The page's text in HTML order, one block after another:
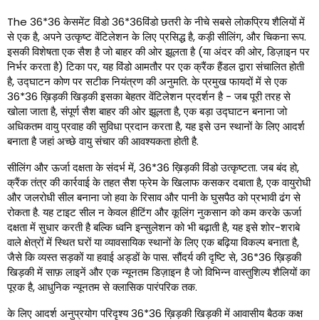
The 36*36 केसमेंट विंडो 36*36विंडो छतरी के नीचे सबसे लोकप्रिय शैलियों में
से एक है, अपने उत्कृष्ट वेंटिलेशन के लिए प्रसिद्ध है, कड़ी सीलिंग, और चिकना रूप.
इसकी विशेषता एक सैश है जो बाहर की ओर झूलता है (या अंदर की ओर, डिज़ाइन पर
निर्भर करता है) टिका पर, यह विंडो आमतौर पर एक क्रैंक हैंडल द्वारा संचालित होती
है, उद्घाटन कोण पर सटीक नियंत्रण की अनुमति. के प्रमुख फायदों में से एक
36*36 ख़िड़की खिड़की इसका बेहतर वेंटिलेशन प्रदर्शन है - जब पूरी तरह से
खोला जाता है, संपूर्ण सैश बाहर की ओर झूलता है, एक बड़ा उद्घाटन बनाना जो
अधिकतम वायु प्रवाह की सुविधा प्रदान करता है, यह इसे उन स्थानों के लिए आदर्श
बनाता है जहां अच्छे वायु संचार की आवश्यकता होती है.
सीलिंग और ऊर्जा दक्षता के संदर्भ में, 36*36 ख़िड़की विंडो उत्कृष्टता. जब बंद हो,
क्रैंक तंत्र की कार्रवाई के तहत सैश फ्रेम के खिलाफ कसकर दबाता है, एक वायुरोधी
और जलरोधी सील बनाना जो हवा के रिसाव और पानी के घुसपैठ को प्रभावी ढंग से
रोकता है. यह टाइट सील न केवल हीटिंग और कूलिंग नुकसान को कम करके ऊर्जा
दक्षता में सुधार करती है बल्कि ध्वनि इन्सुलेशन को भी बढ़ाती है, यह इसे शोर-शराबे
वाले क्षेत्रों में स्थित घरों या व्यावसायिक स्थानों के लिए एक बढ़िया विकल्प बनाता है,
जैसे कि व्यस्त सड़कों या हवाई अड्डों के पास. सौंदर्य की दृष्टि से, 36*36 ख़िड़की
खिड़की में साफ़ लाइनें और एक न्यूनतम डिज़ाइन है जो विभिन्न वास्तुशिल्प शैलियों का
पूरक है, आधुनिक न्यूनतम से क्लासिक पारंपरिक तक.
के लिए आदर्श अनुप्रयोग परिदृश्य 36*36 ख़िड़की खिड़की में आवासीय बैठक कक्ष